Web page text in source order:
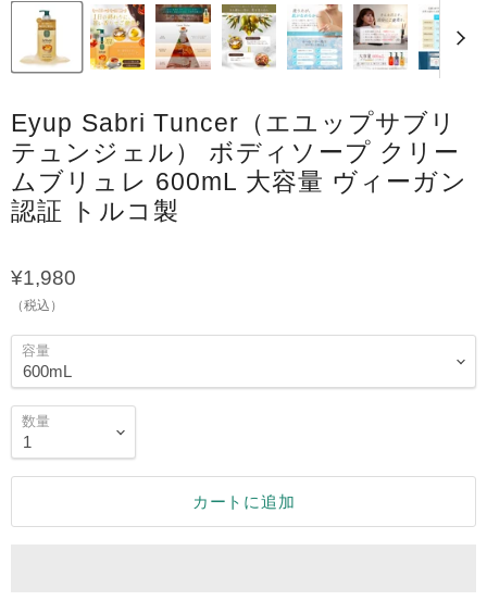
Eyup Sabri Tuncer（エユップサブリ
テュンジェル） ボディソープ クリー
ムブリュレ 600mL 大容量 ヴィーガン
認証 トルコ製
¥1,980
（税込）
容量
数量
カートに追加